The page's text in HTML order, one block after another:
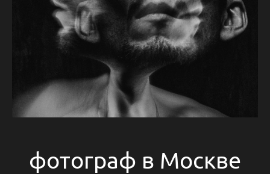
фотограф в Москве